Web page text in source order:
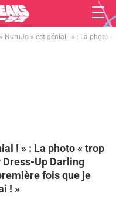
NuruJo » est génial ! » : La photo
! » : La photo « trop
Dress-Up Darling
fois que je
! »